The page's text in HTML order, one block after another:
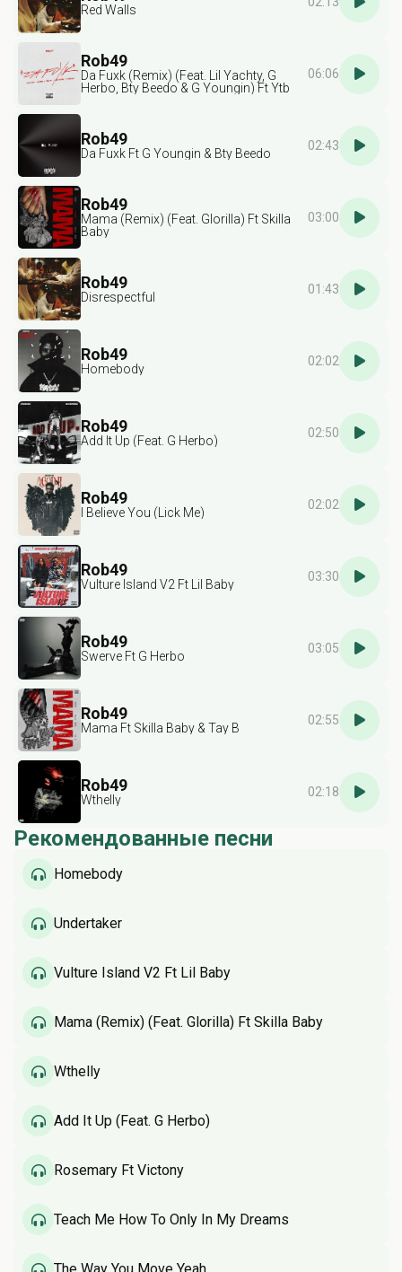
Red Walls
Rob49
Da Fuxk (Remix) (Feat. Lil Yachty, G
Herbo, Bty Beedo & G Youngin) Ft Ytb
06:06
Rob49
Da Fuxk Ft G Youngin & Bty Beedo
02:43
Rob49
Mama (Remix) (Feat. Glorilla) Ft Skilla
Baby
03:00
Rob49
Disrespectful
01:43
Rob49
Homebody
02:02
Rob49
Add It Up (Feat. G Herbo)
02:50
Rob49
I Believe You (Lick Me)
02:02
Rob49
Vulture Island V2 Ft Lil Baby
03:30
Rob49
Swerve Ft G Herbo
03:05
Rob49
Mama Ft Skilla Baby & Tay B
02:55
Rob49
Wthelly
02:18
Рекомендованные песни
Homebody
Undertaker
Vulture Island V2 Ft Lil Baby
Mama (Remix) (Feat. Glorilla) Ft Skilla Baby
Wthelly
Add It Up (Feat. G Herbo)
Rosemary Ft Victony
Teach Me How To Only In My Dreams
The Way You Move Yeah